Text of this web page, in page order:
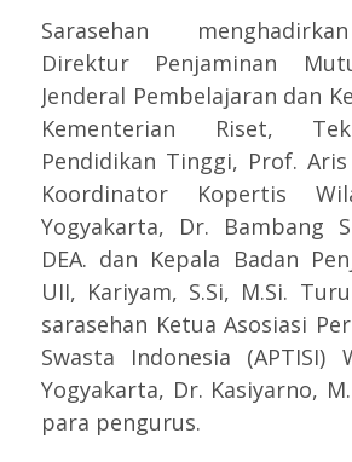
Sarasehan
Direktur Penjaminan
Jenderal Pembelajaran dan
Kementerian Riset,
Pendidikan Tinggi, Prof. Aris
Koordinator Kopertis
Yogyakarta, Dr. Bambang
DEA. dan Kepala Badan
UII, Kariyam, S.Si, M.Si.
sarasehan Ketua Asosiasi
Swasta Indonesia (APTISI)
Yogyakarta, Dr. Kasiyarno,
para pengurus.